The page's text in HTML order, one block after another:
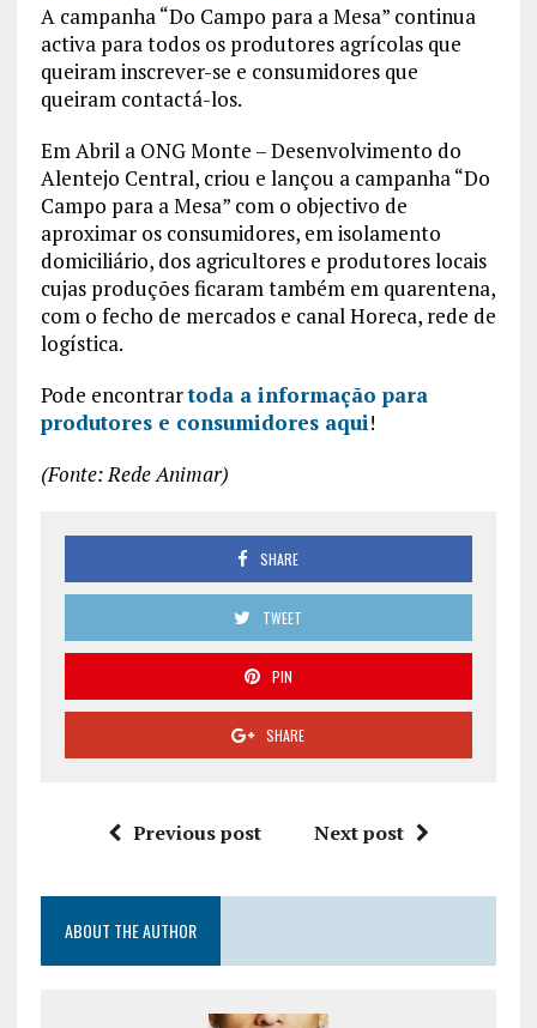
A campanha “Do Campo para a Mesa” continua
activa para todos os produtores agrícolas que
queiram inscrever-se e consumidores que
queiram contactá-los.
Em Abril a ONG Monte – Desenvolvimento do
Alentejo Central, criou e lançou a campanha “Do
Campo para a Mesa” com o objectivo de
aproximar os consumidores, em isolamento
domiciliário, dos agricultores e produtores locais
cujas produções ficaram também em quarentena,
com o fecho de mercados e canal Horeca, rede de
logística.
Pode encontrartoda a informação para
produtores e consumidores aqui!
(Fonte: Rede Animar)
SHARE
TWEET
PIN
SHARE
Previous post Next post
ABOUT THE AUTHOR